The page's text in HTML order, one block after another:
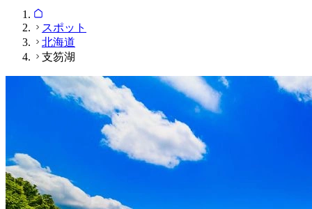
スポット
北海道
支笏湖